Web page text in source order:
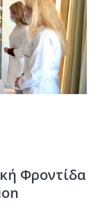
Φροντίδα